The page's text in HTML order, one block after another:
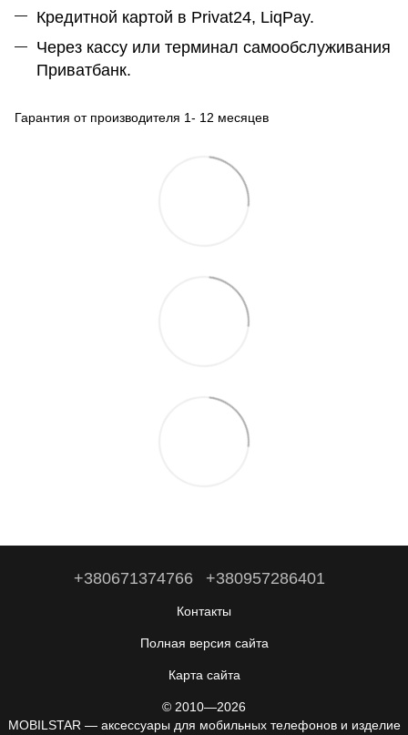
Кредитной картой в Privat24, LiqPay.
Через кассу или терминал самообслуживания
Приватбанк.
Гарантия от производителя 1- 12 месяцев
+380671374766 +380957286401
Контакты
Полная версия сайта
Карта сайта
© 2010—2026
MOBILSTAR — аксессуары для мобильных телефонов и изделие